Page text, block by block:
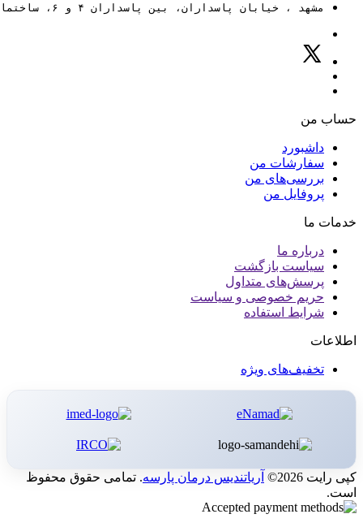
مشهد ، خیابان پاسداران، بین پاسداران ۴ و ۶، ساختمان ۸۸
حساب من
داشبورد
سفارشات من
بررسی‌های من
پروفایل من
خدمات ما
درباره ما
سیاست بازگشت
پرسش‌های متداول
حریم خصوصی و سیاست
شرایط استفاده
اطلاعات
تخفیف‌های ویژه
کپی رایت 2026© آریاتندیس درمان پارسه. تمامی حقوق محفوظ
است.